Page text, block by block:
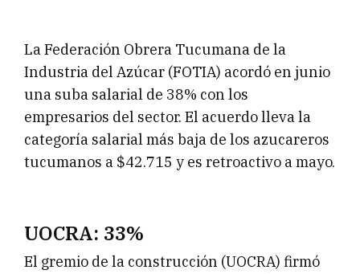
La Federación Obrera Tucumana de la
Industria del Azúcar (FOTIA) acordó en junio
una suba salarial de 38% con los
empresarios del sector. El acuerdo lleva la
categoría salarial más baja de los azucareros
tucumanos a $42.715 y es retroactivo a mayo.
UOCRA: 33%
El gremio de la construcción (UOCRA) firmó